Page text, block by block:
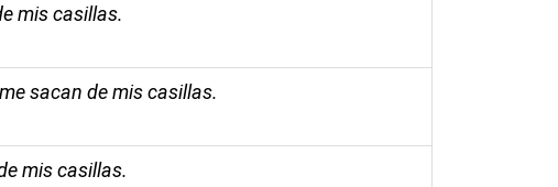
mis casillas.
sacan de mis casillas.
mis casillas.